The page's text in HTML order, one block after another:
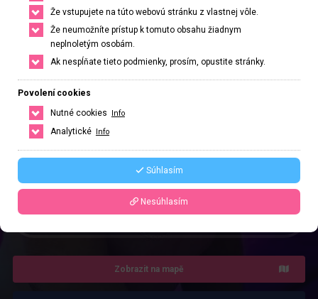
Právě otevřeno· Zavírá v 24
21 045 zhlédnutí Ověřený inzerát
Jihlava, Kraj Vysočina, Česká republika
+420 601233716
Řekněte že voláte z webu www.privatzone.com
4.0 Recenze: 1
Zobrazit na mapě
Že vstupujete na túto webovú stránku z vlastnej vôle.
Že neumožníte prístup k tomuto obsahu žiadnym
neplnoletým osobám.
Ak nespĺňate tieto podmienky, prosím, opustite stránky.
Povolení cookies
Nutné cookies
Info
Analytické Info
Súhlasím
Nesúhlasím